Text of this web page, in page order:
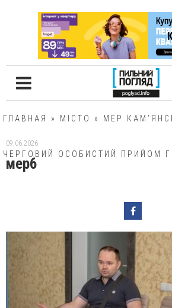
ГЛАВНАЯ » МІСТО » МЕР
ЧЕРГОВИЙ ОСОБИСТИЙ ПРИЙОМ
09.06.2026
мер6